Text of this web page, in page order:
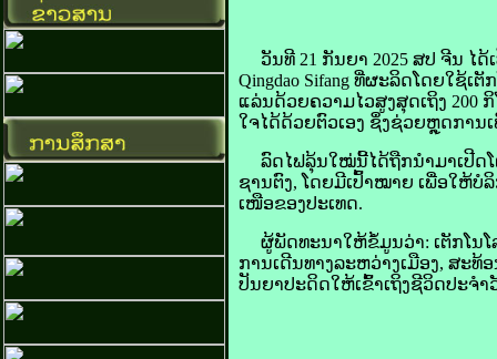
ວັນ​ທີ 21 ກັນຍາ 2025 ສປ ຈີນ ໄ
Qingdao Sifang ທີ່​ຜະລິດ​ໂດຍ​ໃຊ້​
ແລ່ນ​ດ້ວຍ​ຄວາມ​ໄວ​ສູງ​ສຸດ​ເຖິງ
ໃຈ​ໄດ້​ດ້ວຍ​ຕົວ​ເອງ ຊຶ່ງ​ຊ່ວຍ​ຫຼຸດ​ການ​
ລົດໄຟ​ລຸ້ນ​ໃໝ່​ນີ້​ໄດ້​ຖືກ​ນຳ​ມາ​ເປີດ​ໂ
ຊານ​ຕົງ, ໂດຍ​ມີ​ເປົ້າ​ໝາຍ ​ເພື່ອ​ໃຫ້​ບໍ
ເໜືອ​ຂອງ​ປະເທດ.
ຜູ້​ພັດທະນາ​ໃຫ້​ຂໍ້​ມູນ​ວ່າ: ເຕັກ​ໂນ​ໂ
ການ​ເດີນທາງ​ລະຫວ່າງ​ເມືອງ, ສະ
ປັນຍາ​ປະດິດ​ໃຫ້​ເຂົ້າ​ເຖິງ​ຊີວິດ​ປະຈ